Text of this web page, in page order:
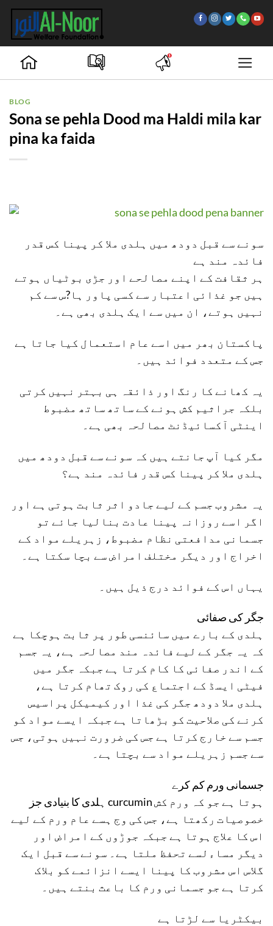
Skip
content
BLOG
Sona se pehla Dood ma Haldi mila kar
pina ka faida
سونے سے قبل دودھ میں ہلدی ملا کر پینا کس قدر
فائدہ مند ہے
ہر ثقافت کے اپنے مصالحے اور جڑی بوٹیاں ہوتے
ہیں جو غذائی اعتبار سے کسی پاور ہا?س سے کم
نہیں ہوتے، ان میں سے ایک ہلدی بھی ہے۔
پاکستان بھر میں اسے عام استعمال کیا جاتا ہے
جس کے متعدد فوائد ہیں۔
یہ کھانے کا رنگ اور ذائقہ ہی بہتر نہیں کرتی
بلکہ جراثیم کش ہونے کے ساتھ ساتھ مضبوط
اینٹی آکسائیڈنٹ مصالحہ بھی ہے۔
مگر کیا آپ جانتے ہیں کہ سونے سے قبل دودھ میں
ہلدی ملا کر پینا کس قدر فائدہ مند ہے؟
یہ مشروب جسم کے لیے جادو اثر ثابت ہوتی ہے اور
اگر اسے روزانہ پینا عادت بنالیا جائے تو
جسمانی مدافعتی نظام مضبوط، زہریلے مواد کے
اخراج اور دیگر مختلف امراض سے بچا سکتا ہے۔
یہاں اس کے فوائد درج ذیل ہیں۔
جگر کی صفائی
ہلدی کے بارے میں سائنسی طور پر ثابت ہوچکا ہے
کہ یہ جگر کے لیے فائدہ مند مصالحہ ہے، یہ جسم
کے اندر صفائی کا کام کرتا ہے جبکہ جگر میں
فیٹی ایسڈ کے اجتماع کی روک تھام کرتا ہے،
ہلدی ملا دودھ جگر کی غذا اور کیمیکل پراسیس
کرنے کی صلاحیت کو بڑھاتا ہے جبکہ ایسے مواد کو
جسم سے خارج کرتا ہے جس کی ضرورت نہیں ہوتی، جس
سے جسم زہریلے مواد سے بچتا ہے۔
جسمانی ورم کم کرے
ہلدی کا بنیادی جز curcumin ہوتا ہے جو کہ ورم کش
خصوصیات رکھتا ہے، جس کی وج ہسے عام ورم کے لیے
اس کا علاج ہوتا ہے جبکہ جوڑوں کے امراض اور
دیگر مساءلسے تحفظ ملتا ہے۔ سونے سے قبل ایک
گلاس اس مشروب کا پینا ایسے انزائمے کو بلاک
کرتا ہے جو جسمانی ورم کا باعث بنتے ہیں۔
بیکٹریا سے لڑتا ہے